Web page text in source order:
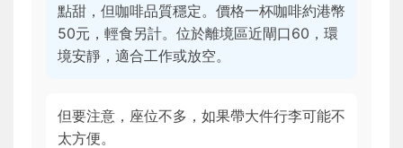
點甜，但咖啡品質穩定。價格一杯咖啡約港幣
50元，輕食另計。位於離境區近閘口60，環
境安靜，適合工作或放空。
但要注意，座位不多，如果帶大件行李可能不
太方便。